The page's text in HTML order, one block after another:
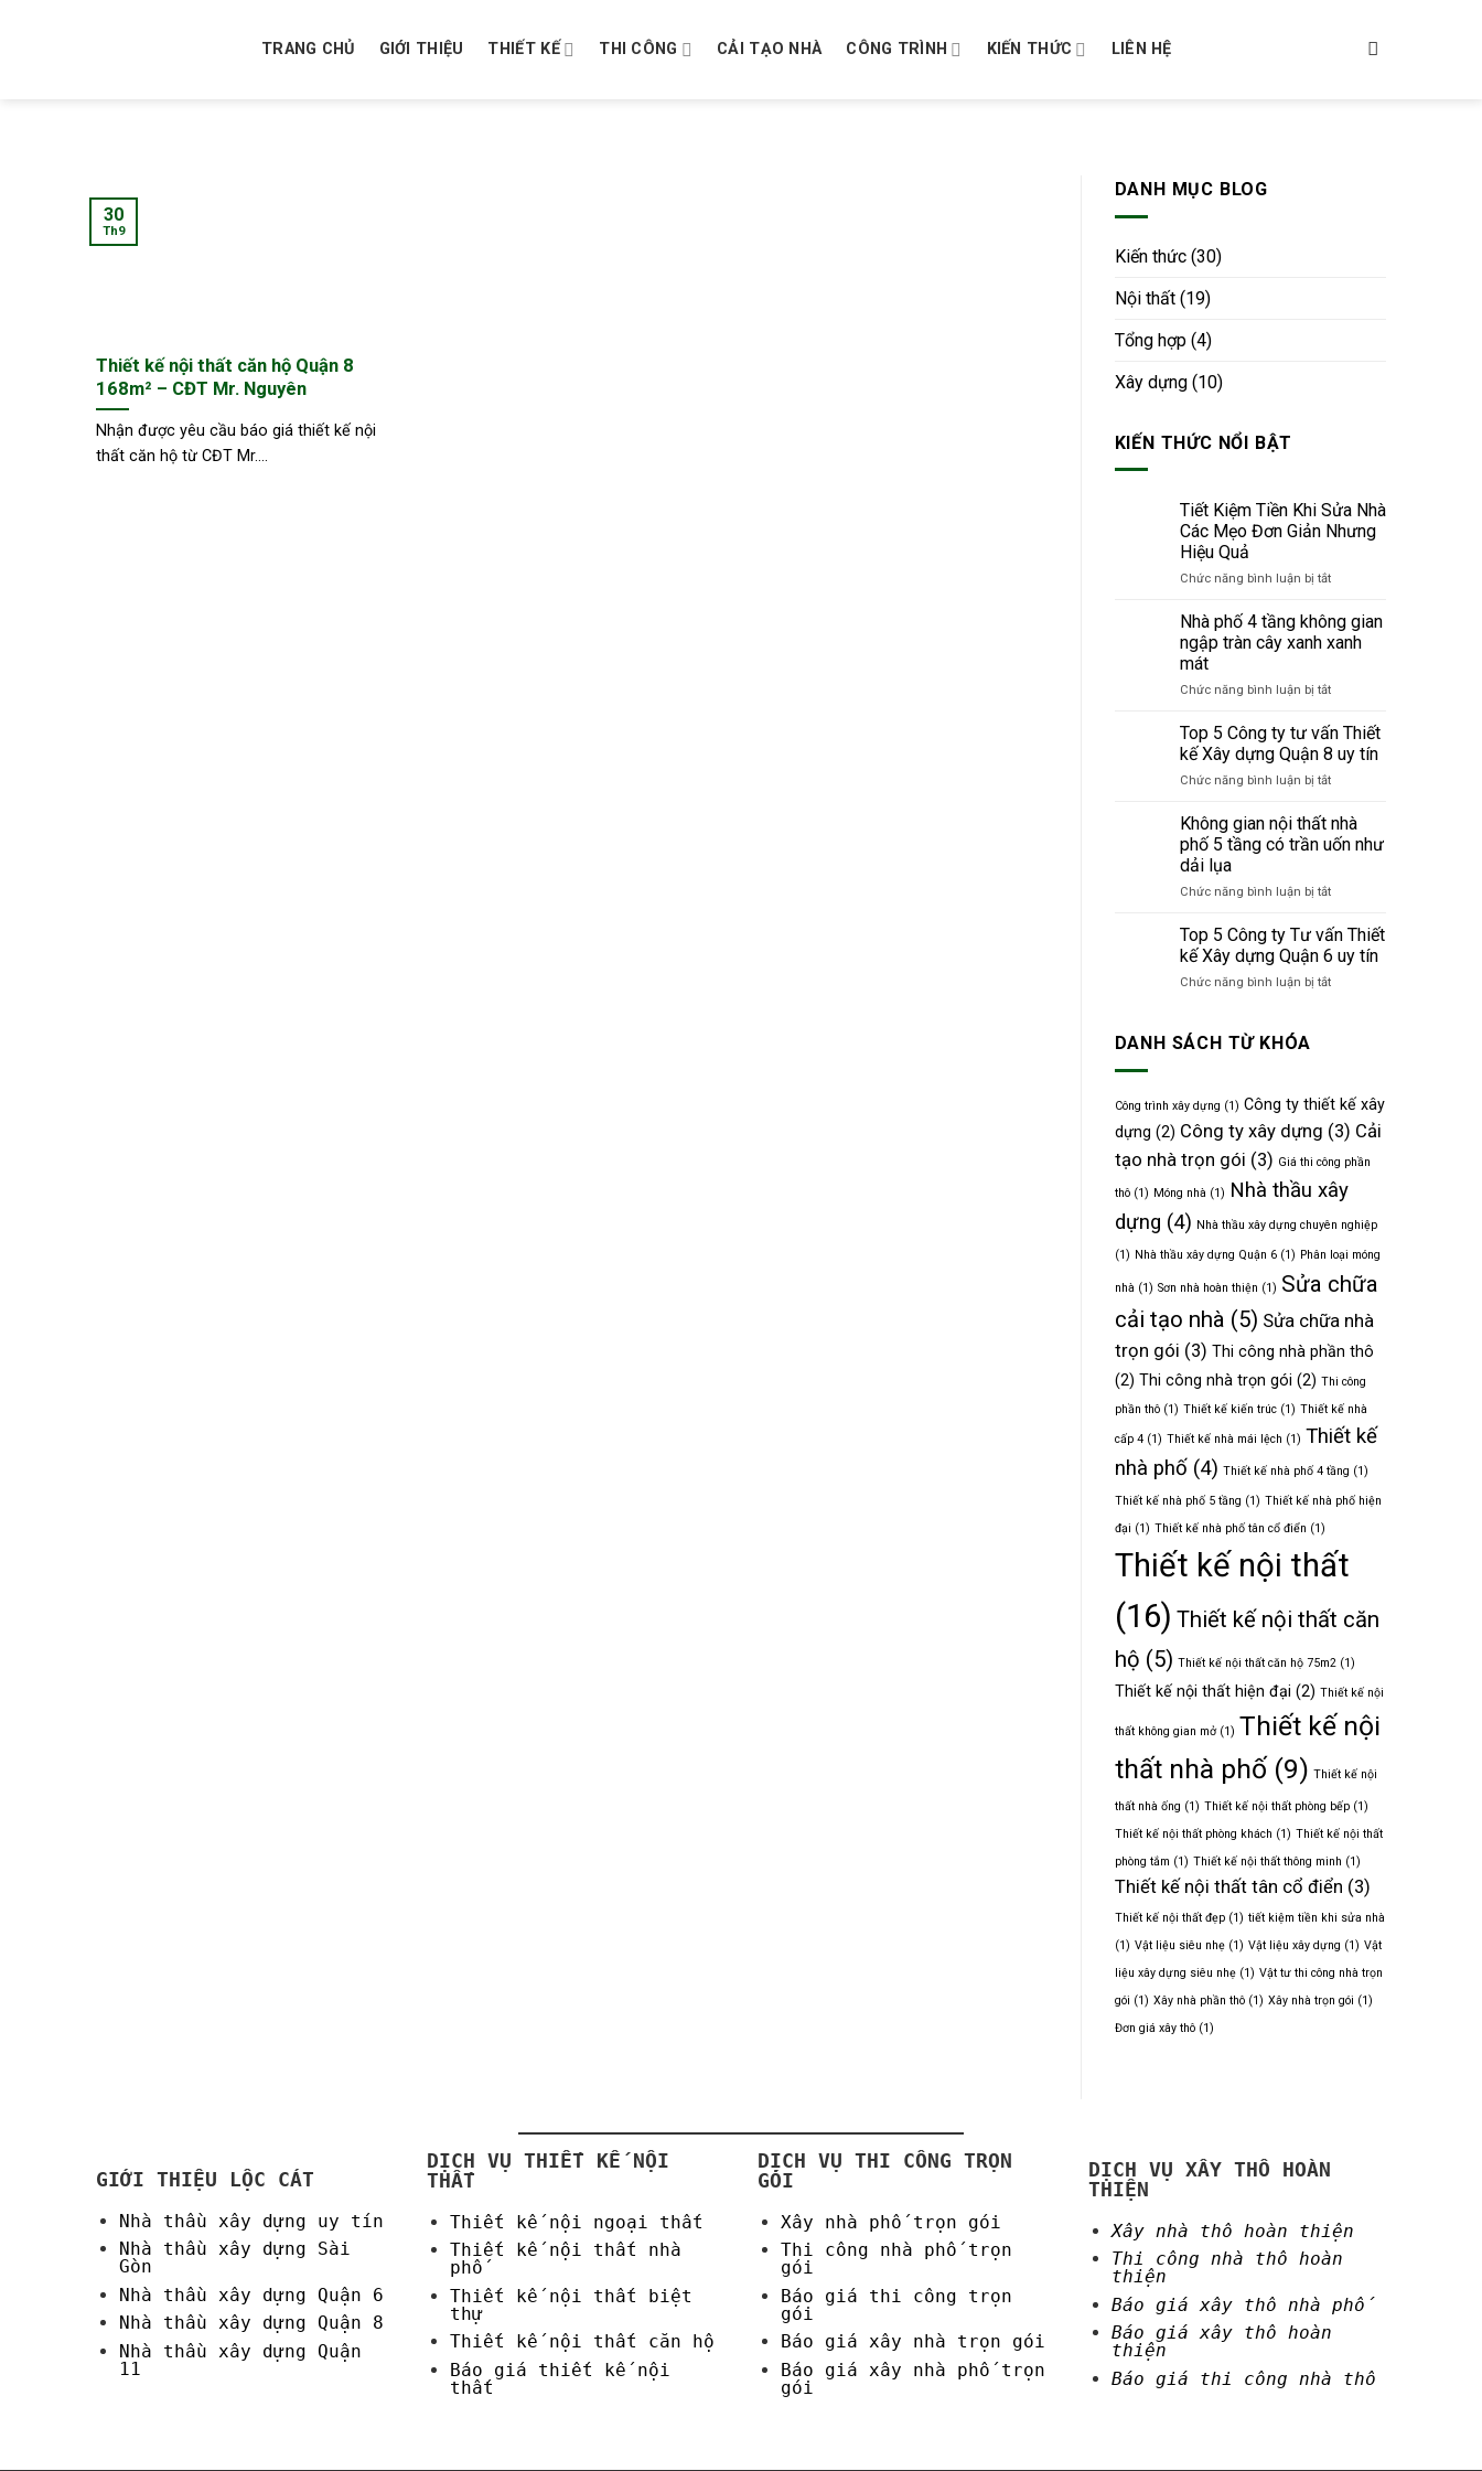
TRANG CHỦ GIỚI THIỆU THIẾT KẾ THI CÔNG CẢI TẠO NHÀ CÔNG TRÌNH KIẾN THỨC LIÊN HỆ
Thiết kế nội thất căn hộ Quận 8
168m² – CĐT Mr. Nguyên
Nhận được yêu cầu báo giá thiết kế nội
thất căn hộ từ CĐT Mr....
30
Th9
DANH MỤC BLOG
Kiến thức(30)
Nội thất(19)
Tổng hợp(4)
Xây dựng(10)
KIẾN THỨC NỔI BẬT
Tiết Kiệm Tiền Khi Sửa Nhà
Các Mẹo Đơn Giản Nhưng
Hiệu Quả
Chức năng bình luận bị tắtở
Kiệm
Tiền
Nhà
Mẹo
Đơn
Giản
Nhưng
Quả
Nhà phố 4 tầng không gian
ngập tràn cây xanh xanh
mát
Chức năng bình luận bị tắtở
phố
4
tầng
không
ngập
tràn
xanh
Top 5 Công ty tư vấn Thiết
kế Xây dựng Quận 8 uy tín
Chức năng bình luận bị tắtở
5
Công
ty
vấn
kế
Xây
dựng
Quận
Không gian nội thất nhà
phố 5 tầng có trần uốn như
dải lụa
Chức năng bình luận bị tắtở
gian
nội
thất
nhà
uốn
dải
Top 5 Công ty Tư vấn Thiết
kế Xây dựng Quận 6 uy tín
Chức năng bình luận bị tắtở
vấn
Thiết
kế
dựng
Quận
uy
DANH SÁCH TỪ KHÓA
Công trình xây dựng (1) Công ty thiết kế xây
dựng (2) Công ty xây dựng (3) Cải
tạo nhà trọn gói (3) Giá thi công phần
thô(1) Móng nhà (1) Nhà thầu xây
dựng (4) Nhà thầu xây dựng chuyên nghiệp
(1) Nhà thầu xây dựng Quận 6(1) Phân loại móng
nhà (1) Sơn nhà hoàn thiện (1) Sửa chữa
cải tạo nhà (5) Sửa chữa nhà
trọn gói (3) Thi công nhà phần thô
(2) Thi công nhà trọn gói (2) Thi công
phần thô(1) Thiết kế kiến trúc(1) Thiết kế nhà
cấp 4(1) Thiết kế nhà mái lệch (1) Thiết kế
nhà phố (4) Thiết kế nhà phố 4 tầng (1)
Thiết kế nhà phố 5 tầng (1) Thiết kế nhà phố hiện
đại (1) Thiết kế nhà phố tân cổ điển (1)
Thiết kế nội thất
(16) Thiết kế nội thất căn
hộ (5) Thiết kế nội thất căn hộ 75m2(1)
Thiết kế nội thất hiện đại (2) Thiết kế nội
thất không gian mở(1) Thiết kế nội
thất nhà phố(9) Thiết kế nội
thất nhà ống (1) Thiết kế nội thất phòng bếp(1)
Thiết kế nội thất phòng khách (1) Thiết kế nội thất
phòng tắm (1) Thiết kế nội thất thông minh (1)
Thiết kế nội thất tân cổ điển (3)
Thiết kế nội thất đẹp(1) tiết kiệm tiền khi sửa nhà
(1) Vật liệu siêu nhẹ(1) Vật liệu xây dựng (1) Vật
liệu xây dựng siêu nhẹ(1) Vật tư thi công nhà trọn
gói (1) Xây nhà phần thô(1) Xây nhà trọn gói (1)
Đơn giá xây thô(1)
GIỚI THIỆU LỘC CÁT
Nhà thầu xây dựng uy tín
Nhà thầu xây dựng Sài
Gòn
Nhà thầu xây dựng Quận 6
Nhà thầu xây dựng Quận 8
Nhà thầu xây dựng Quận
11
DỊCH VỤ THIẾT KẾ NỘI
THẤT
Thiết kế nội ngoại thất
Thiết kế nội thất nhà
phố
Thiết kế nội thất biệt
thự
Thiết kế nội thất căn hộ
Báo giá thiết kế nội
thất
DỊCH VỤ THI CÔNG TRỌN
GÓI
Xây nhà phố trọn gói
Thi công nhà phố trọn
gói
Báo giá thi công trọn
gói
Báo giá xây nhà trọn gói
Báo giá xây nhà phố trọn
gói
DỊCH VỤ XÂY THÔ HOÀN
THIỆN
Xây nhà thô hoàn thiện
Thi công nhà thô hoàn
thiện
Báo giá xây thô nhà phố
Báo giá xây thô hoàn
thiện
Báo giá thi công nhà thô